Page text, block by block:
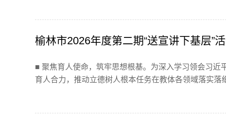
榆林市2026年度第二期“送宣讲下基层”
■ 聚焦育人使命，筑牢思想根基。为深入学习领会习
育人合力，推动立德树人根本任务在教体各领域落实落